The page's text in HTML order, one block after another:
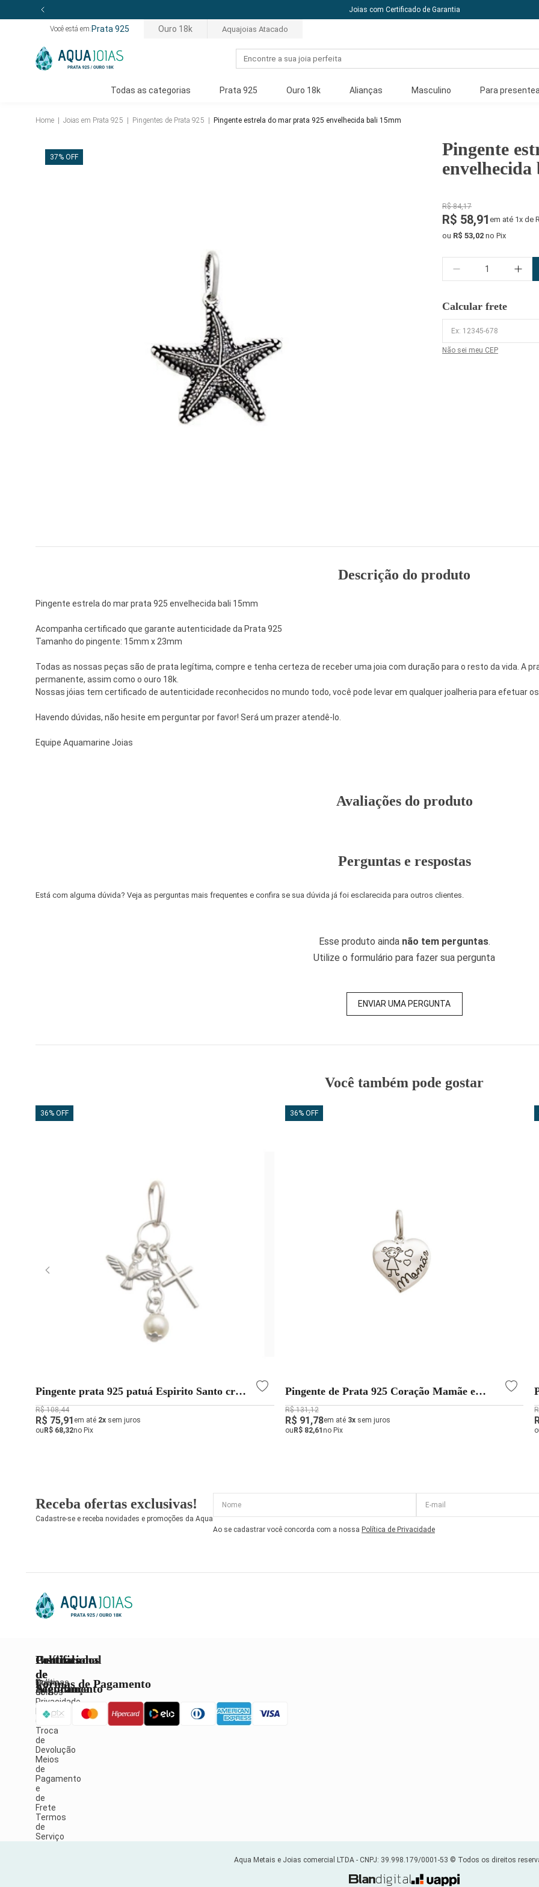
10% off com o cupom: PRIMEIRACOMPRA
Você está em: Prata 925 Ouro 18k Aquajoias Atacado
Todas as categorias Prata 925 Ouro 18k Alianças Masculino Para
Home | Joias em Prata 925 | Pingentes de Prata 925 | Pingente estrela do mar prata 925 envelhecida bali 15mm
37% OFF
Pingente
R$ 84,17
R$ 58,91 em até 1x de
ou R$ 53,02 no Pix
Quantidade
Calcular frete
Não sei meu CEP
Descrição do produto
Pingente estrela do mar prata 925 envelhecida bali 15mm
Acompanha certificado que garante autenticidade da Prata 925
Tamanho do pingente: 15mm x 23mm
Todas as nossas peças são de prata legítima, compre e tenha certeza de receber uma joia com duração para o resto da vida. A
permanente, assim como o ouro 18k.
Nossas jóias tem certificado de autenticidade reconhecidos no mundo todo, você pode levar em qualquer joalheria para efetuar
Havendo dúvidas, não hesite em perguntar por favor! Será um prazer atendê-lo.
Equipe Aquamarine Joias
Avaliações do produto
Perguntas e respostas
Está com alguma dúvida? Veja as perguntas mais frequentes e confira se sua dúvida já foi esclarecida para outros clientes.
Esse produto ainda não tem perguntas.
Utilize o formulário para fazer sua pergunta
ENVIAR UMA PERGUNTA
Você também pode gostar
36% OFF
Pingente prata 925 patuá Espirito Santo cruz
pérola
R$ 108,44
R$ 75,91 em até 2x sem juros
ouR$ 68,32no Pix
36% OFF
Pingente de Prata 925 Coração Mamãe e
Filha
R$ 131,12
R$ 91,78em até 3xsem juros
ouR$ 82,61no Pix
Receba ofertas exclusivas!
Cadastre-se e receba novidades e promoções da Aqua
Ao se cadastrar você concorda com a nossa Política de Privacidade
Institucional
Quem
Somos
Políticas
Políticas
de
Privacidade
Política
de
Troca
de
Devolução
Meios
de
Pagamento
e
de
Frete
Termos
de
Serviço
Central
de
Atendimento
Fale
Conosco
Certificados
de
Segurança
Formas de Pagamento
Aqua Metais e Joias comercial LTDA - CNPJ: 39.998.179/0001-53 © Todos os direitos